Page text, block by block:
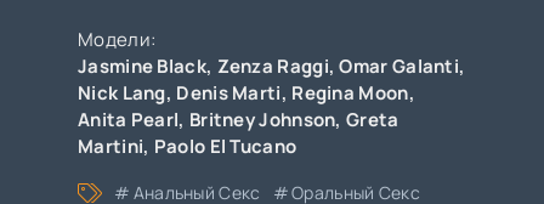
Модели:
Jasmine Black, Zenza Raggi,Omar Galanti,
Nick Lang, Denis Marti, Regina Moon,
Anita Pearl, Britney Johnson,Greta
Martini, Paolo El Tucano
Анальный Секс
Оральный Секс